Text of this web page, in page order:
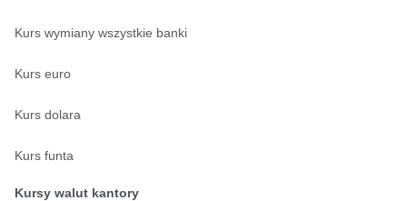
Kurs wymiany wszystkie banki
Kurs euro
Kurs dolara
Kurs funta
Kursy walut kantory